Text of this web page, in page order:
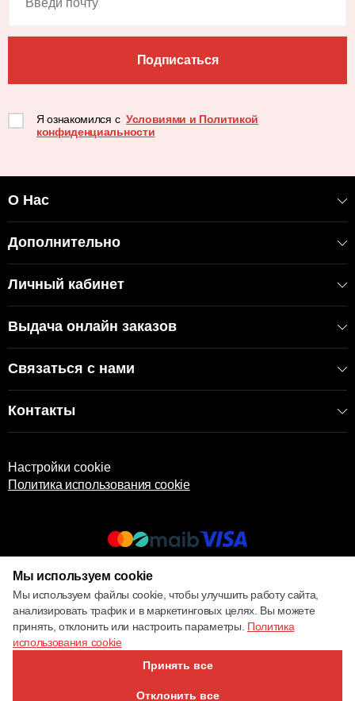
Подписаться
Я ознакомился с Условиями и Политикой
конфиденциальности
О Нас
Дополнительно
Личный кабинет
Выдача онлайн заказов
Связаться с нами
Контакты
Настройки cookie
Политика использования cookie
© 2017 – 2026 ECOM
Мы используем cookie
Мы используем файлы cookie, чтобы улучшить работу сайта,
анализировать трафик и в маркетинговых целях. Вы можете
принять, отклонить или настроить параметры. Политика
использования cookie
Принять все
Отклонить все